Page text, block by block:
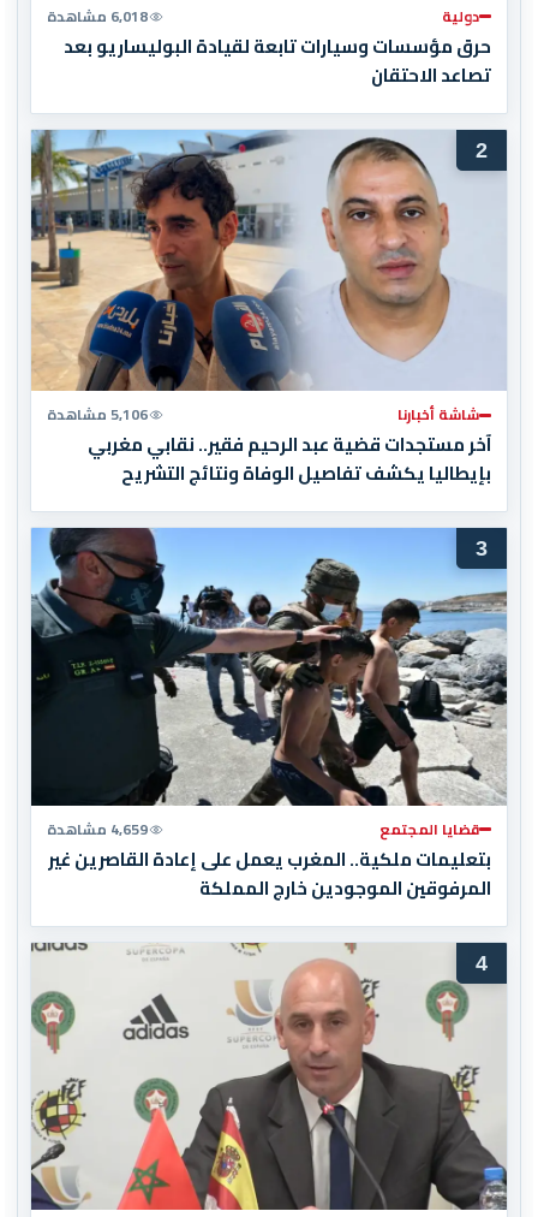
دولية 6,018 مشاهدة
حرق مؤسسات وسيارات تابعة لقيادة البوليساريو بعد
تصاعد الاحتقان
2
شاشة أخبارنا 5,106 مشاهدة
آخر مستجدات قضية عبد الرحيم فقير.. نقابي مغربي
بإيطاليا يكشف تفاصيل الوفاة ونتائج التشريح
3
قضايا المجتمع 4,659 مشاهدة
بتعليمات ملكية.. المغرب يعمل على إعادة القاصرين غير
المرفوقين الموجودين خارج المملكة
4